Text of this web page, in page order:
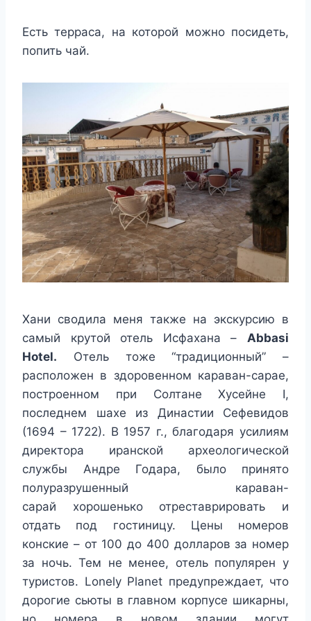
Есть терраса, на которой можно посидеть,
попить чай.
Хани сводила меня также на экскурсию в
самый крутой отель Исфахана – Abbasi
Hotel. Отель тоже “традиционный” –
расположен в здоровенном караван-сарае,
построенном при Солтане Хусейне I,
последнем шахе из Династии Сефевидов
(1694 – 1722). В 1957 г., благодаря усилиям
директора иранской археологической
службы Андре Годара, было принято
полуразрушенный караван-
сарай хорошенько отреставрировать и
отдать под гостиницу. Цены номеров
конские – от 100 до 400 долларов за номер
за ночь. Тем не менее, отель популярен у
туристов. Lonely Planet предупреждает, что
дорогие сьюты в главном корпусе шикарны,